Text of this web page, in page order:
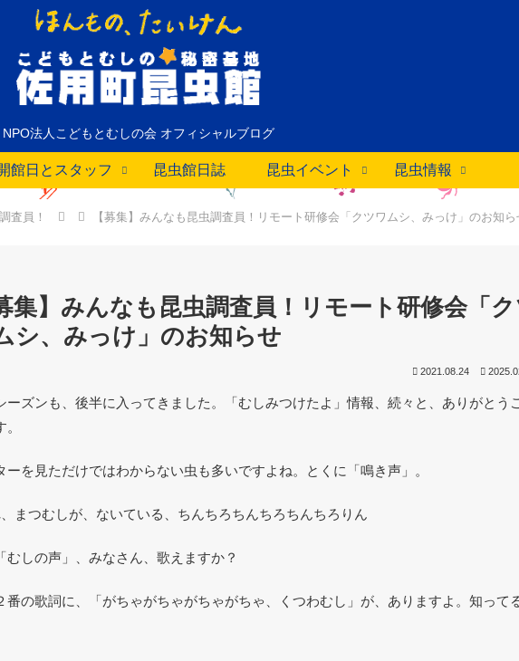
NPO法人こどもとむしの会 オフィシャルブログ
館日とスタッフ 昆虫館日誌 昆虫イベント 昆虫情報
査員！ 【募集】みんなも昆虫調査員！リモート研修会「クツワムシ、みっけ」のお知ら
集】みんなも昆虫調査員！リモート研修会「
シ、みっけ」のお知らせ
2021.08.24
ーズンも、後半に入ってきました。「むしみつけたよ」情報、続々と、ありがとう
ーを見ただけではわからない虫も多いですよね。とくに「鳴き声」。
まつむしが、ないている、ちんちろちんちろちんちろりん
むしの声」、みなさん、歌えますか？
番の歌詞に、「がちゃがちゃがちゃがちゃ、くつわむし」が、ありますよ。知って